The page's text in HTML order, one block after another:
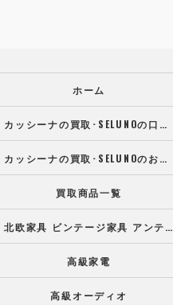
ホーム
カッシーナの買取･SELUNOの口コミ情報
カッシーナの買取･SELUNOのお客様の声
買取商品一覧
北欧家具 ビンテージ家具 アンティーク家具
高級家電
高級オーディオ